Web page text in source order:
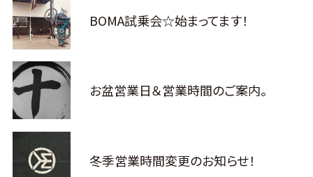
BOMA試乗会☆始まってます！
お盆営業日＆営業時間のご案内。
冬季営業時間変更のお知らせ！